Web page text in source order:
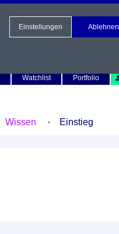
Watchlist Portfolio
Wissen Einstieg
Einstellungen Ablehnen